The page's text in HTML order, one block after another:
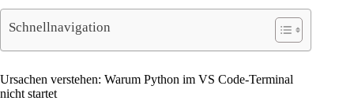
Schnellnavigation
Ursachen verstehen: Warum Python im VS Code-Terminal
nicht startet